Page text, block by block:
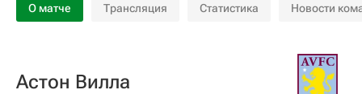
О матче Трансляция Статистика Новости
Астон Вилла